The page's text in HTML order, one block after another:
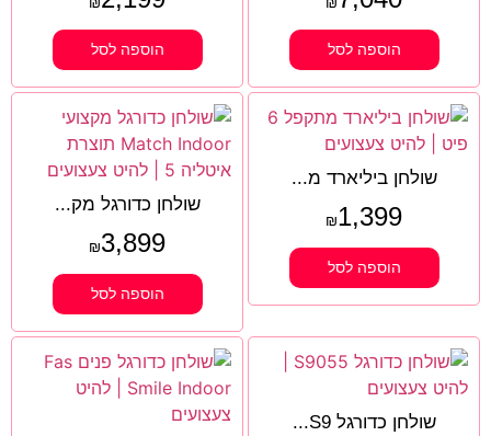
הוספה לסל הוספה לסל
שולחן ביליארד מ...
₪1,399
הוספה לסל
שולחן כדורגל מק...
₪3,899
הוספה לסל
שולחן כדורגל S9...